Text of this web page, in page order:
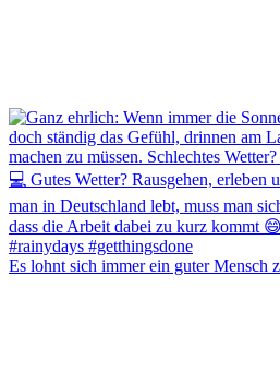
Es lohnt sich immer ein guter Mensch